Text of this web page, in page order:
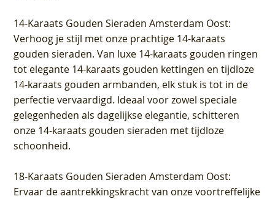
14-Karaats Gouden Sieraden Amsterdam Oost:
Verhoog je stijl met onze prachtige 14-karaats
gouden sieraden. Van luxe 14-karaats gouden ringen
tot elegante 14-karaats gouden kettingen en tijdloze
14-karaats gouden armbanden, elk stuk is tot in de
perfectie vervaardigd. Ideaal voor zowel speciale
gelegenheden als dagelijkse elegantie, schitteren
onze 14-karaats gouden sieraden met tijdloze
schoonheid.
18-Karaats Gouden Sieraden Amsterdam Oost:
Ervaar de aantrekkingskracht van onze voortreffelijke